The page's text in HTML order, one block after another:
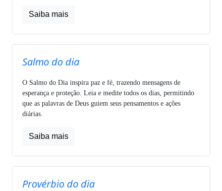
Saiba mais
Salmo do dia
O Salmo do Dia inspira paz e fé, trazendo mensagens de
esperança e proteção. Leia e medite todos os dias, permitindo
que as palavras de Deus guiem seus pensamentos e ações
diárias.
Saiba mais
Provérbio do dia